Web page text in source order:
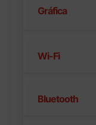
Gráfica
Wi-Fi
Bluetooth